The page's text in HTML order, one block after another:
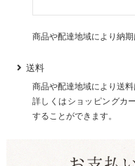
商品や配達地域により納期
送料
商品や配達地域により送料
詳しくはショッピングカ
することができます。